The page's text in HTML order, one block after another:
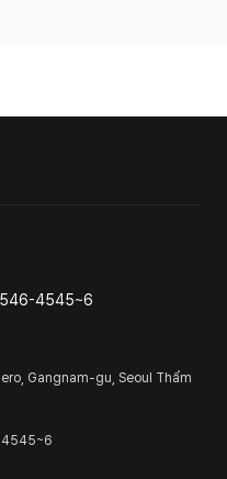
4545~6
Gangnam-gu, Seoul Thẩm